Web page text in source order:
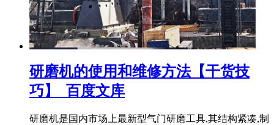
研磨机的使用和维修方法【干货技
巧】_百度文库
研磨机是国内市场上最新型气门研磨工具,其结构紧凑,制